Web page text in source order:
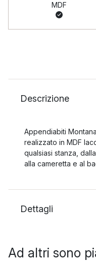
MDF
Descrizione
Appendiabiti
realizzato in MDF
qualsiasi stanza,
alla cameretta e al
Dettagli
Ad altri sono